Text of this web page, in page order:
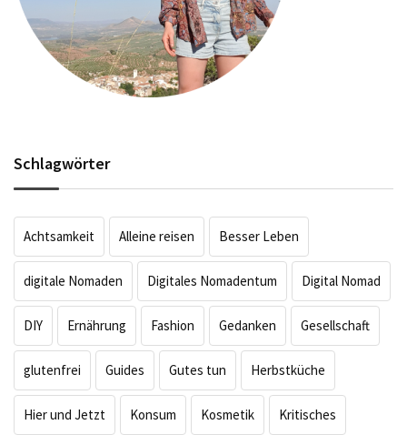
Schlagwörter
Achtsamkeit Alleine reisen Besser Leben
digitale Nomaden Digitales Nomadentum Digital Nomad
DIY Ernährung Fashion Gedanken Gesellschaft
glutenfrei Guides Gutes tun Herbstküche
Hier und Jetzt Konsum Kosmetik Kritisches